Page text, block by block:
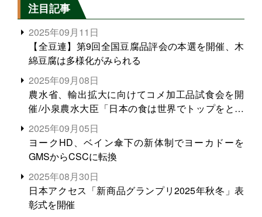
注目記事
2025年09月11日
【全豆連】第9回全国豆腐品評会の本選を開催、木
綿豆腐は多様化がみられる
2025年09月08日
農水省、輸出拡大に向けてコメ加工品試食会を開
催/小泉農水大臣「日本の食は世界でトップをとれ
る。米増産に向けて、米輸出需要の拡大を」
2025年09月05日
ヨークHD、ベイン傘下の新体制でヨーカドーを
GMSからCSCに転換
2025年08月30日
日本アクセス「新商品グランプリ2025年秋冬」表
彰式を開催